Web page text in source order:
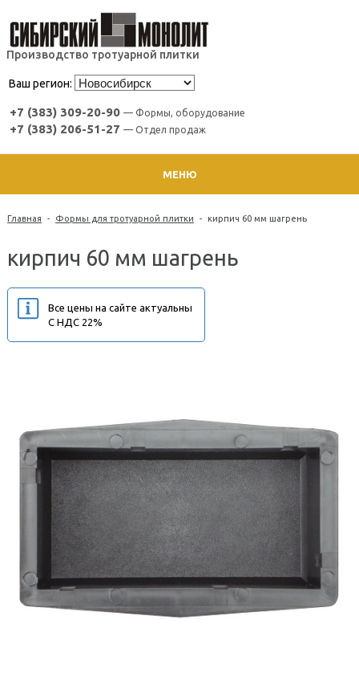
Производство тротуарной плитки
Ваш регион:
+7 (383) 309-20-90 — Формы, оборудование
+7 (383) 206-51-27 — Отдел продаж
МЕНЮ
Главная - Формы для тротуарной плитки - кирпич 60 мм шагрень
кирпич 60 мм шагрень
Все цены на сайте актуальны
С НДС 22%